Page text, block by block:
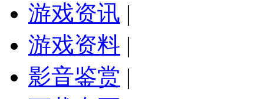
游戏资讯 |
游戏资料 |
影音鉴赏 |